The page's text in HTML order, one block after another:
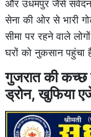
और उधमपुर जैसे
सेना की ओर से भारी
सीमा पर रहने वाले
घरों को नुकसान पहुंचा
गुजरात की कच्छ
ड्रोन, खुफिया